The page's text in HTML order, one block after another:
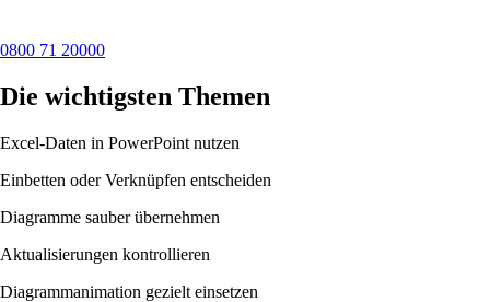
0800 71 20000
Die wichtigsten Themen
Excel-Daten in PowerPoint nutzen
Einbetten oder Verknüpfen entscheiden
Diagramme sauber übernehmen
Aktualisierungen kontrollieren
Diagrammanimation gezielt einsetzen